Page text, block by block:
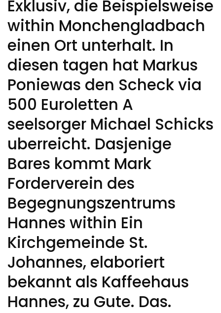
Exklusiv, die Beispielsweise
within Monchengladbach
einen Ort unterhalt. In
diesen tagen hat Markus
Poniewas den Scheck via
500 Euroletten A
seelsorger Michael Schicks
uberreicht. Dasjenige
Bares kommt Mark
Forderverein des
Begegnungszentrums
Hannes within Ein
Kirchgemeinde St.
Johannes, elaboriert
bekannt als Kaffeehaus
Hannes, zu Gute. Das.